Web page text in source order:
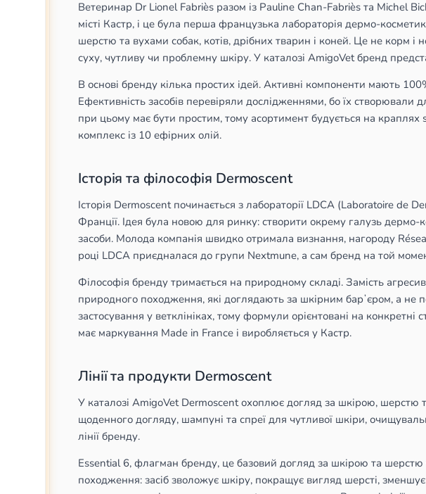
Ветеринар Dr Lionel Fabriès разом із Pauline Chan-Fabriès та Michel
місті Кастр, і це була перша французька лабораторія дермо-
шерстю та вухами собак, котів, дрібних тварин і коней. Це не корм
суху, чутливу чи проблемну шкіру. У каталозі AmigoVet бренд
В основі бренду кілька простих ідей. Активні компоненти мають
Ефективність засобів перевіряли дослідженнями, бо їх
при цьому має бути простим, тому асортимент будується на
комплекс із 10 ефірних олій.
Історія та філософія Dermoscent
Історія Dermoscent починається з лабораторії LDCA (Laboratoire
Франції. Ідея була новою для ринку: створити окрему галузь дермо-
засоби. Молода компанія швидко отримала визнання, нагороду
році LDCA приєдналася до групи Nextmune, а сам бренд на той
Філософія бренду тримається на природному складі. Замість
природного походження, які доглядають за шкірним барʼєром, а
застосування у ветклініках, тому формули орієнтовані на
має маркування Made in France і виробляється у Кастр.
Лінії та продукти Dermoscent
У каталозі AmigoVet Dermoscent охоплює догляд за шкірою, шерстю
щоденного догляду, шампуні та спреї для чутливої шкіри,
лінії бренду.
Essential 6, флагман бренду, це базовий догляд за шкірою та
походження: засіб зволожує шкіру, покращує вигляд шерсті,